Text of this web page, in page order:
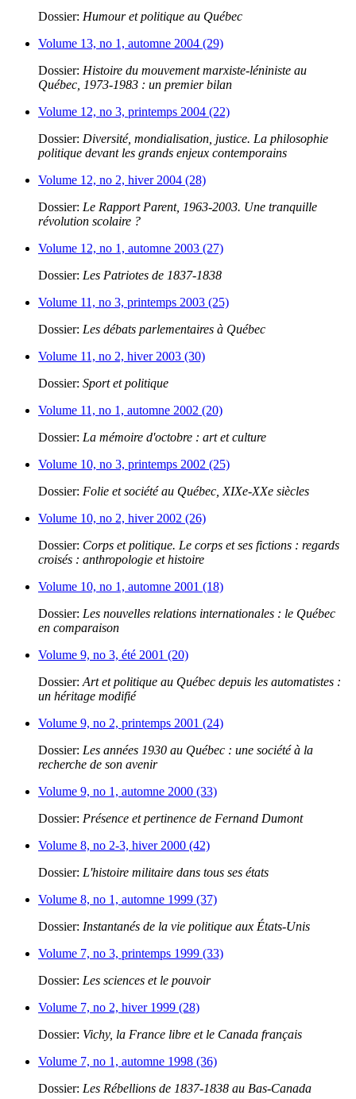
Dossier: Humour et politique au Québec
Volume 13, no 1, automne 2004 (29)
Dossier: Histoire du mouvement marxiste-léniniste au
Québec, 1973-1983 : un premier bilan
Volume 12, no 3, printemps 2004 (22)
Dossier: Diversité, mondialisation, justice. La philosophie
politique devant les grands enjeux contemporains
Volume 12, no 2, hiver 2004 (28)
Dossier: Le Rapport Parent, 1963-2003. Une tranquille
révolution scolaire ?
Volume 12, no 1, automne 2003 (27)
Dossier: Les Patriotes de 1837-1838
Volume 11, no 3, printemps 2003 (25)
Dossier: Les débats parlementaires à Québec
Volume 11, no 2, hiver 2003 (30)
Dossier: Sport et politique
Volume 11, no 1, automne 2002 (20)
Dossier: La mémoire d'octobre : art et culture
Volume 10, no 3, printemps 2002 (25)
Dossier: Folie et société au Québec, XIXe-XXe siècles
Volume 10, no 2, hiver 2002 (26)
Dossier: Corps et politique. Le corps et ses fictions : regards
croisés : anthropologie et histoire
Volume 10, no 1, automne 2001 (18)
Dossier: Les nouvelles relations internationales : le Québec
en comparaison
Volume 9, no 3, été 2001 (20)
Dossier: Art et politique au Québec depuis les automatistes :
un héritage modifié
Volume 9, no 2, printemps 2001 (24)
Dossier: Les années 1930 au Québec : une société à la
recherche de son avenir
Volume 9, no 1, automne 2000 (33)
Dossier: Présence et pertinence de Fernand Dumont
Volume 8, no 2-3, hiver 2000 (42)
Dossier: L'histoire militaire dans tous ses états
Volume 8, no 1, automne 1999 (37)
Dossier: Instantanés de la vie politique aux États-Unis
Volume 7, no 3, printemps 1999 (33)
Dossier: Les sciences et le pouvoir
Volume 7, no 2, hiver 1999 (28)
Dossier: Vichy, la France libre et le Canada français
Volume 7, no 1, automne 1998 (36)
Dossier: Les Rébellions de 1837-1838 au Bas-Canada